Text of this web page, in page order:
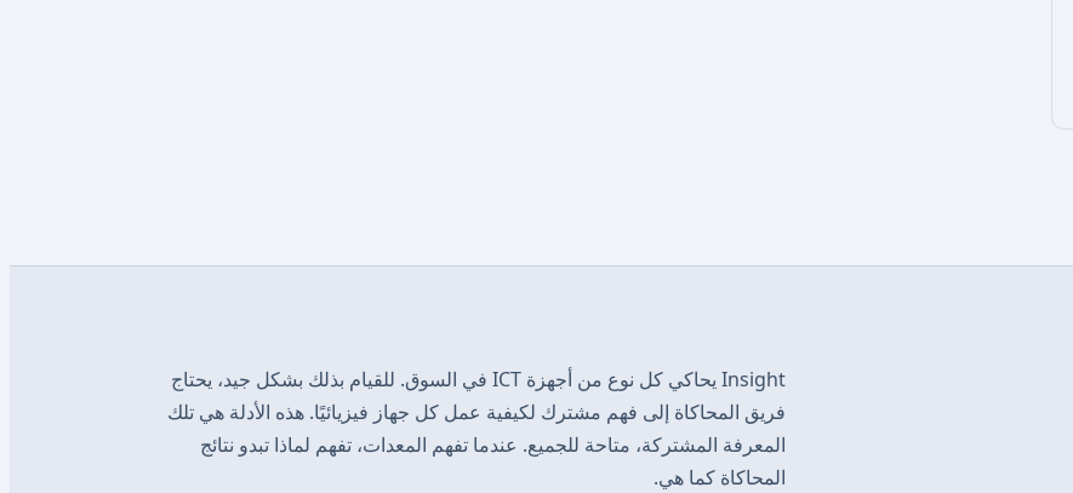
Insight يحاكي كل نوع من أجهزة ICT في السوق. للقيام بذلك بشكل جيد، يحتاج
فريق المحاكاة إلى فهم مشترك لكيفية عمل كل جهاز فيزيائيًا. هذه الأدلة هي تلك
المعرفة المشتركة، متاحة للجميع. عندما تفهم المعدات، تفهم لماذا تبدو نتائج
المحاكاة كما هي.